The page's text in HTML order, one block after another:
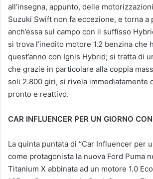
all’insegna, appunto, delle
Suzuki Swift non fa eccezione, e torna a
anch’essa sul campo con il suffisso
si trova l’inedito motore 1.2 benzina che
quest’anno con Ignis Hybrid; si tratta di
che grazie in particolare alla coppia
soli 2.800 giri, si rivela immediatamente
pronto e reattivo.
CAR INFLUENCER PER UN GIORNO
La quinta puntata di “Car Influencer per
come protagonista la nuova Ford Puma
Titanium X abbinata ad un motore 1.0